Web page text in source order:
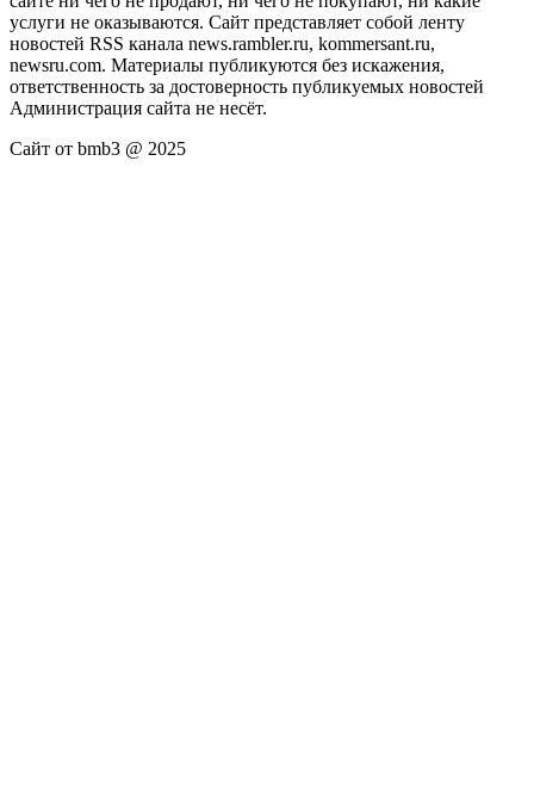
услуги не оказываются. Сайт представляет собой ленту
новостей RSS канала news.rambler.ru, kommersant.ru,
newsru.com. Материалы публикуются без искажения,
ответственность за достоверность публикуемых новостей
Администрация сайта не несёт.
Сайт от bmb3 @ 2025